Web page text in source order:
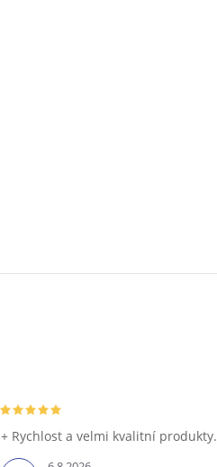
+ Rychlost a velmi kvalitní produkty.